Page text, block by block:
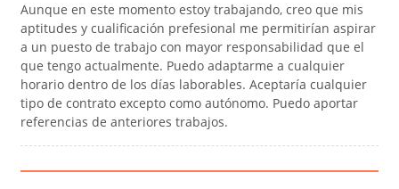
Aunque en este momento estoy trabajando, creo que mis
aptitudes y cualificación prefesional me permitirían aspirar
a un puesto de trabajo con mayor responsabilidad que el
que tengo actualmente. Puedo adaptarme a cualquier
horario dentro de los días laborables. Aceptaría cualquier
tipo de contrato excepto como autónomo. Puedo aportar
referencias de anteriores trabajos.